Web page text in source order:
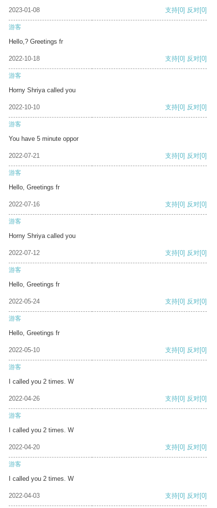
2023-01-08 支持[0] 反对[0]
游客
Hello,? Greetings fr
2022-10-18 支持[0] 反对[0]
游客
Horny Shriya called you
2022-10-10 支持[0] 反对[0]
游客
You have 5 minute oppor
2022-07-21 支持[0] 反对[0]
游客
Hello, Greetings fr
2022-07-16 支持[0] 反对[0]
游客
Horny Shriya called you
2022-07-12 支持[0] 反对[0]
游客
Hello, Greetings fr
2022-05-24 支持[0] 反对[0]
游客
Hello, Greetings fr
2022-05-10 支持[0] 反对[0]
游客
I called you 2 times. W
2022-04-26 支持[0] 反对[0]
游客
I called you 2 times. W
2022-04-20 支持[0] 反对[0]
游客
I called you 2 times. W
2022-04-03 支持[0] 反对[0]